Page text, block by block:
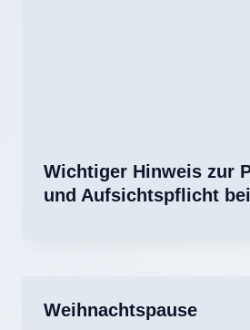
Wichtiger Hinweis zur
und Aufsichtspflicht
Weihnachtspause